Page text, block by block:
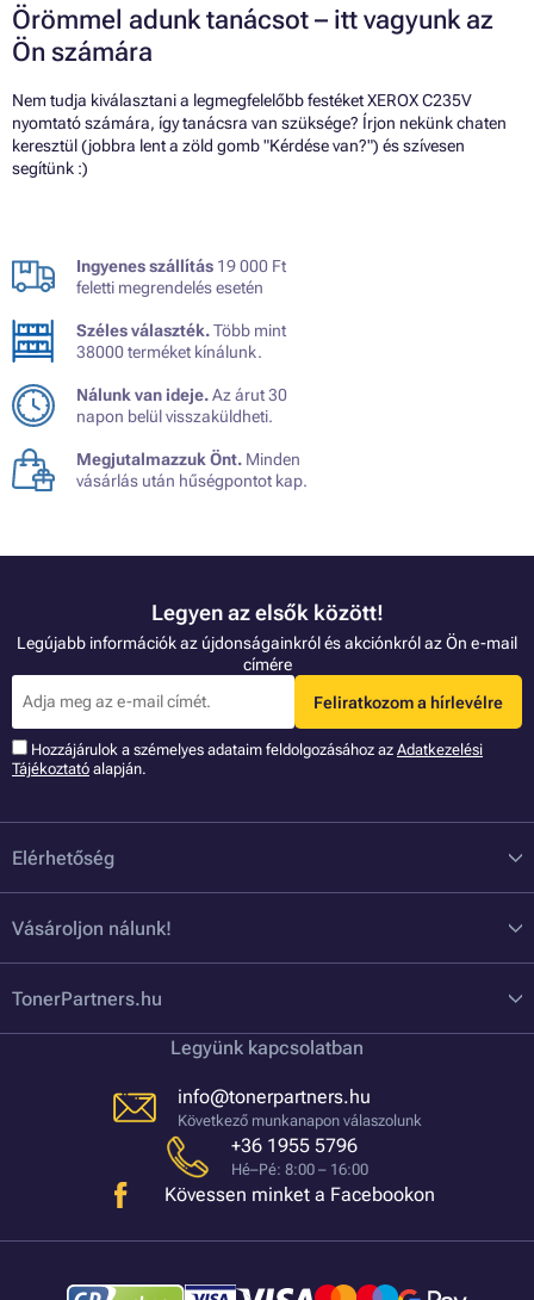
Örömmel adunk tanácsot – itt vagyunk az
Ön számára
Nem tudja kiválasztani a legmegfelelőbb festéket XEROX C235V
nyomtató számára, így tanácsra van szüksége? Írjon nekünk chaten
keresztül (jobbra lent a zöld gomb "Kérdése van?") és szívesen
segítünk :)
Ingyenes szállítás 19 000 Ft
feletti megrendelés esetén
Széles választék.Több mint
38000 terméket kínálunk.
Nálunk van ideje.Az árut 30
napon belül visszaküldheti.
Megjutalmazzuk Önt. Minden
vásárlás után hűségpontot kap.
Legyen az elsők között!
Legújabb információk az újdonságainkról és akciónkról az Ön e-mail
címére
Feliratkozom a hírlevélre
Hozzájárulok a szémelyes adataim feldolgozásához az Adatkezelési
Tájékoztató alapján.
Elérhetőség
Vásároljon nálunk!
TonerPartners.hu
Legyünk kapcsolatban
info@tonerpartners.hu
Következő munkanapon válaszolunk
+36 1955 5796
Hé–Pé: 8:00 – 16:00
Kövessen minket a Facebookon